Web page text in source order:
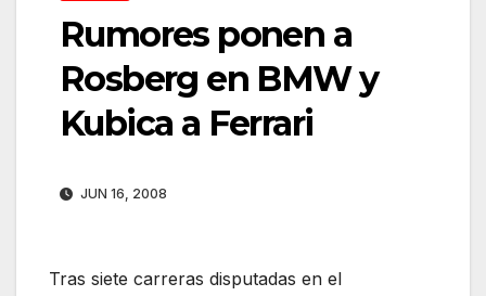
Rumores ponen a
Rosberg en BMW y
Kubica a Ferrari
JUN 16, 2008
Tras siete carreras disputadas en el